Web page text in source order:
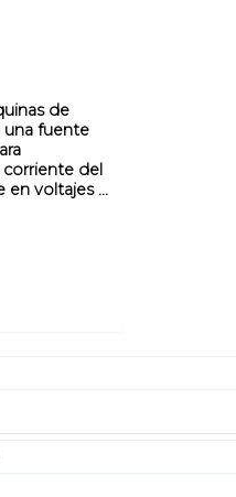
de
una fuente
del
voltajes ...